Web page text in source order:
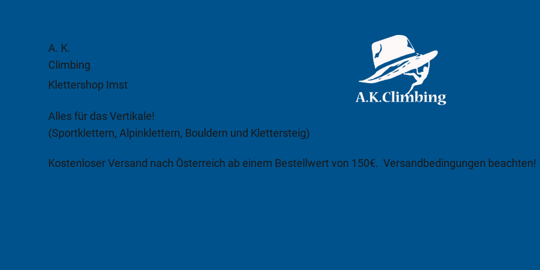
A. K.
Climbing
Klettershop Imst
Alles für das Vertikale!
(Sportklettern, Alpinklettern, Bouldern und Klettersteig)
Kostenloser Versand nach Österreich ab einem Bestellwert von 150€. Versandbedingungen beachten!